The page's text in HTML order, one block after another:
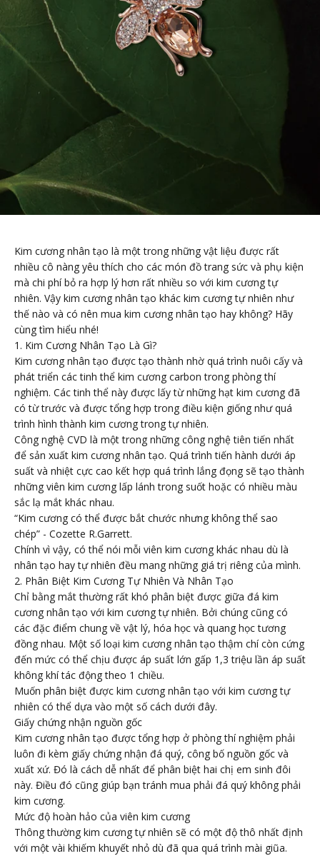
Kim cương nhân tạo là một trong những vật liệu được rất
nhiều cô nàng yêu thích cho các món đồ trang sức và phụ kiện
mà chi phí bỏ ra hợp lý hơn rất nhiều so với kim cương tự
nhiên. Vậy kim cương nhân tạo khác kim cương tự nhiên như
thế nào và có nên mua kim cương nhân tạo hay không? Hãy
cùng tìm hiểu nhé!
1. Kim Cương Nhân Tạo Là Gì?
Kim cương nhân tạo được tạo thành nhờ quá trình nuôi cấy và
phát triển các tinh thể kim cương carbon trong phòng thí
nghiệm. Các tinh thể này được lấy từ những hạt kim cương đã
có từ trước và được tổng hợp trong điều kiện giống như quá
trình hình thành kim cương trong tự nhiên.
Công nghệ CVD là một trong những công nghệ tiên tiến nhất
để sản xuất kim cương nhân tạo. Quá trình tiến hành dưới áp
suất và nhiệt cực cao kết hợp quá trình lắng đọng sẽ tạo thành
những viên kim cương lấp lánh trong suốt hoặc có nhiều màu
sắc lạ mắt khác nhau.
“Kim cương có thể được bắt chước nhưng không thể sao
chép” - Cozette R.Garrett.
Chính vì vậy, có thể nói mỗi viên kim cương khác nhau dù là
nhân tạo hay tự nhiên đều mang những giá trị riêng của mình.
2. Phân Biệt Kim Cương Tự Nhiên Và Nhân Tạo
Chỉ bằng mắt thường rất khó phân biệt được giữa đá kim
cương nhân tạo với kim cương tự nhiên. Bởi chúng cũng có
các đặc điểm chung về vật lý, hóa học và quang học tương
đồng nhau. Một số loại kim cương nhân tạo thậm chí còn cứng
đến mức có thể chịu được áp suất lớn gấp 1,3 triệu lần áp suất
không khí tác động theo 1 chiều.
Muốn phân biệt được kim cương nhân tạo với kim cương tự
nhiên có thể dựa vào một số cách dưới đây.
Giấy chứng nhận nguồn gốc
Kim cương nhân tạo được tổng hợp ở phòng thí nghiệm phải
luôn đi kèm giấy chứng nhận đá quý, công bố nguồn gốc và
xuất xứ. Đó là cách dễ nhất để phân biệt hai chị em sinh đôi
này. Điều đó cũng giúp bạn tránh mua phải đá quý không phải
kim cương.
Mức độ hoàn hảo của viên kim cương
Thông thường kim cương tự nhiên sẽ có một độ thô nhất định
với một vài khiếm khuyết nhỏ dù đã qua quá trình mài giũa.